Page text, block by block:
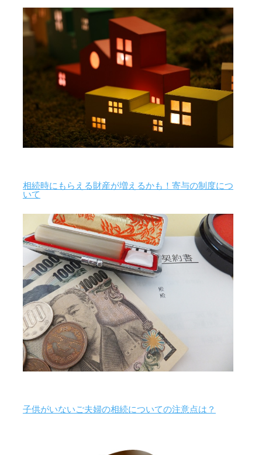
相続時にもらえる財産が増えるかも！寄与の制度につ
いて
子供がいないご夫婦の相続についての注意点は？